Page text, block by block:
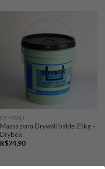
DRYWALL
Massa para Drywall balde 25kg –
Drybox
R$74,90